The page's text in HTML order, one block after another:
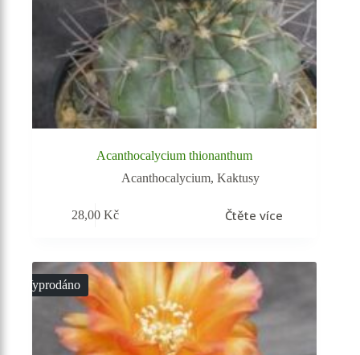
Acanthocalycium thionanthum
Acanthocalycium,Kaktusy
28,00Kč Čtěte více
Vyprodáno